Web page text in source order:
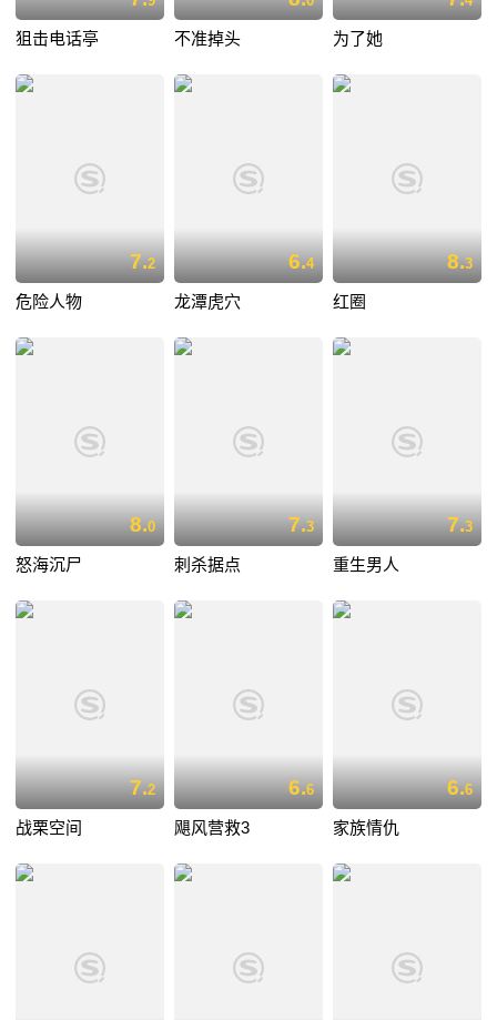
狙击电话亭 不准掉头 为了她
7.2
危险人物
6.4
龙潭虎穴
8.3
红圈
8.0
怒海沉尸
7.3
刺杀据点
7.3
重生男人
7.2
战栗空间
6.6
飓风营救3
6.6
家族情仇